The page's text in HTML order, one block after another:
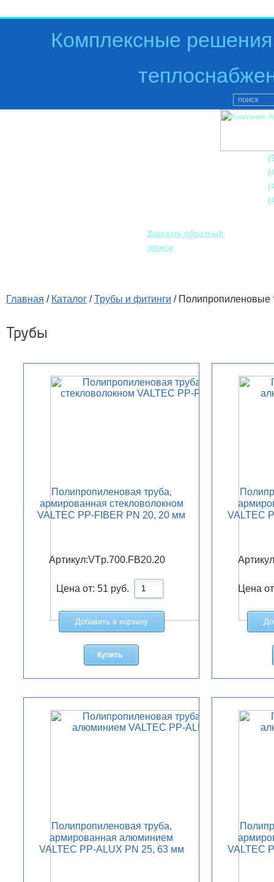
Комплексные
Заказать обратный
звонок
Главная / Каталог /Трубы и фитинги / Полипропиленовые
Трубы
Полипропиленовая труба,
армированная стекловолокном
VALTEC PP-FIBER PN 20, 20 мм
Артикул:VTp.700.FB20.20
Цена от:51 руб.
Добавить в корзину
Купить
VALTEC
Цена
Полипропиленовая труба,
армированная алюминием
VALTEC PP-ALUX PN 25, 63 мм
VALTEC